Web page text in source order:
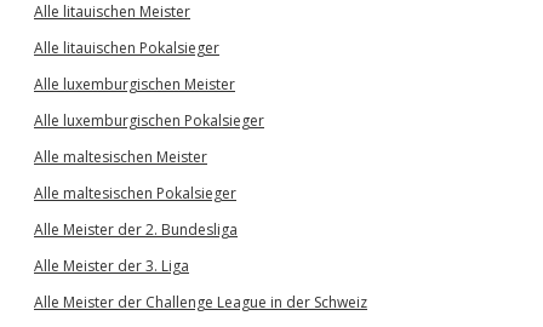
Alle litauischen Meister
Alle litauischen Pokalsieger
Alle luxemburgischen Meister
Alle luxemburgischen Pokalsieger
Alle maltesischen Meister
Alle maltesischen Pokalsieger
Alle Meister der 2. Bundesliga
Alle Meister der 3. Liga
Alle Meister der Challenge League in der Schweiz